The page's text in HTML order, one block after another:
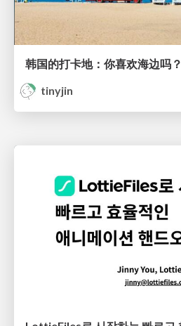
韩国的打卡地：你喜欢海边吗？
tinyjin